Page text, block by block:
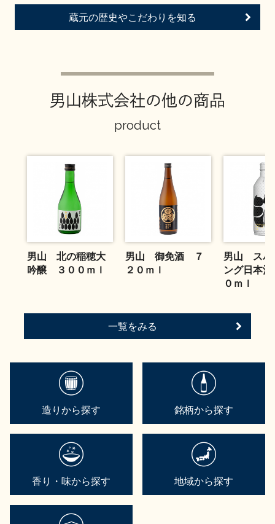
蔵元の歴史やこだわりを知る
男山株式会社の他の商品
product
男山 北の稲穂大
吟醸 ３００ｍｌ
男山 御免酒 ７
２０ｍｌ
男山 スパ
ング日本
０ｍｌ
一覧をみる
造りから探す 銘柄から探す
香り・味から探す 地域から探す